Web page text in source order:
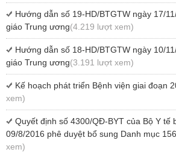
Hướng dẫn số 19-HD/BTGTW ngày 17/
giáo Trung ương(4.219 lượt xem)
Hướng dẫn số 18-HD/BTGTW ngày 10/
giáo Trung ương(3.191 lượt xem)
Kế hoạch phát triển Bệnh viện giai đoạn
xem)
Quyết định số 4300/QĐ-BYT của Bộ Y tế
09/8/2016 phê duyệt bổ sung Danh mục
xem)